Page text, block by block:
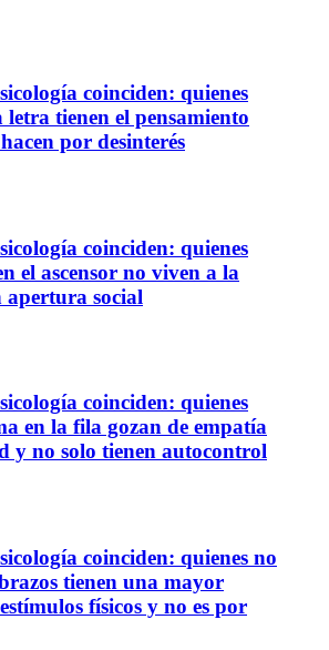
coinciden: quienes
letra tienen el pensamiento
por desinterés
coinciden: quienes
el ascensor no viven a la
apertura social
coinciden: quienes
en la fila gozan de empatía
y no solo tienen autocontrol
coinciden: quienes no
tienen una mayor
físicos y no es por